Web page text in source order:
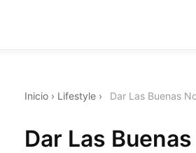
Inicio › Lifestyle › Dar Las Buenas
Dar Las